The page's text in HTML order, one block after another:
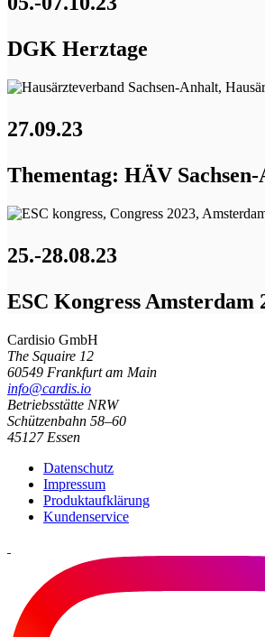
DGK Herztage
27.09.23
Thementag: HÄV
25.-28.08.23
ESC Kongress Amsterdam
Cardisio GmbH
The Squaire 12
60549 Frankfurt am Main
info@cardis.io
Betriebsstätte NRW
Schützenbahn 58–60
45127 Essen
Datenschutz
Impressum
Produktaufklärung
Kundenservice